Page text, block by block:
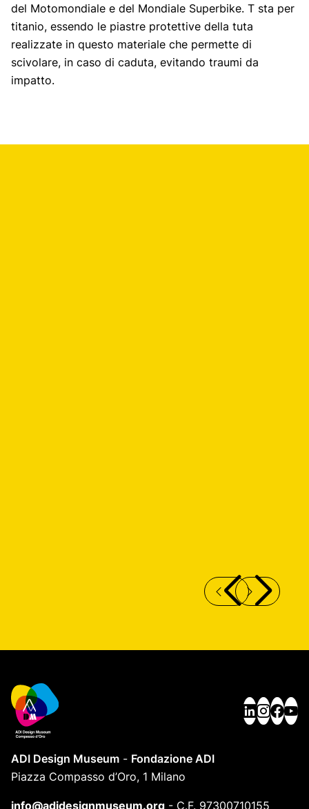
del Motomondiale e del Mondiale Superbike. T sta per
titanio, essendo le piastre protettive della tuta
realizzate in questo materiale che permette di
scivolare, in caso di caduta, evitando traumi da
impatto.
ADI Design Museum - Fondazione ADI
Piazza Compasso d’Oro, 1 Milano
info@adidesignmuseum.org - C.F. 97300710155